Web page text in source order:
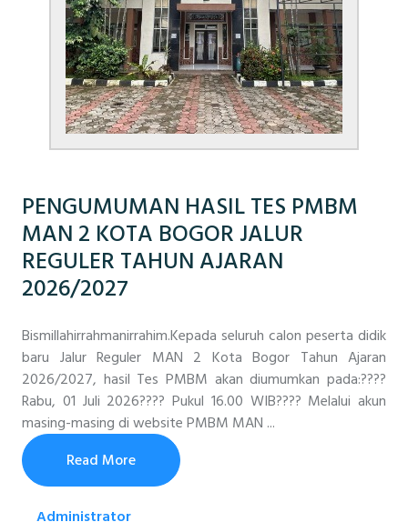
PENGUMUMAN HASIL TES PMBM
MAN 2 KOTA BOGOR JALUR
REGULER TAHUN AJARAN
2026/2027
Bismillahirrahmanirrahim.Kepada seluruh calon peserta didik
baru Jalur Reguler MAN 2 Kota Bogor Tahun Ajaran
2026/2027, hasil Tes PMBM akan diumumkan pada:????
Rabu, 01 Juli 2026???? Pukul 16.00 WIB???? Melalui akun
masing-masing di website PMBM MAN ...
Read More
Administrator